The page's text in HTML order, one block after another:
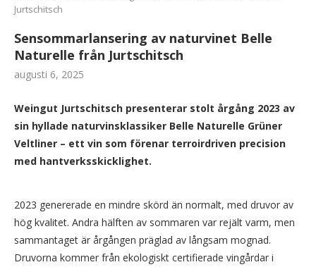
Jurtschitsch
Sensommarlansering av naturvinet Belle
Naturelle från Jurtschitsch
augusti 6, 2025
Weingut Jurtschitsch presenterar stolt årgång 2023 av
sin hyllade naturvinsklassiker Belle Naturelle Grüner
Veltliner – ett vin som förenar terroirdriven precision
med hantverksskicklighet.
2023 genererade en mindre skörd än normalt, med druvor av
hög kvalitet. Andra hälften av sommaren var rejält varm, men
sammantaget är årgången präglad av långsam mognad.
Druvorna kommer från ekologiskt certifierade vingårdar i